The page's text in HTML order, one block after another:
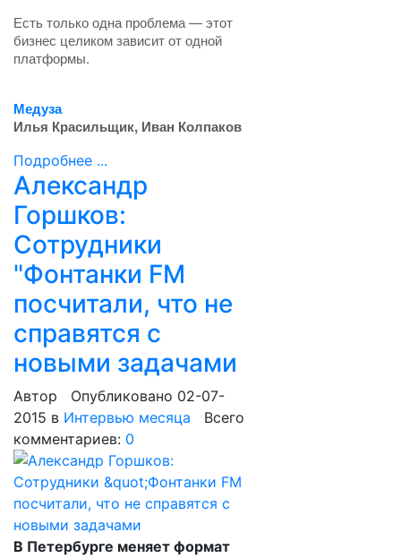
Есть только одна проблема — этот
бизнес целиком зависит от одной
платформы.
Медуза
Илья Красильщик, Иван Колпаков
Подробнее ...
Александр
Горшков:
Сотрудники
"Фонтанки FM
посчитали, что не
справятся с
новыми задачами
Автор
Опубликовано 02-07-
2015 в Интервью месяца Всего
комментариев: 0
В Петербурге меняет формат